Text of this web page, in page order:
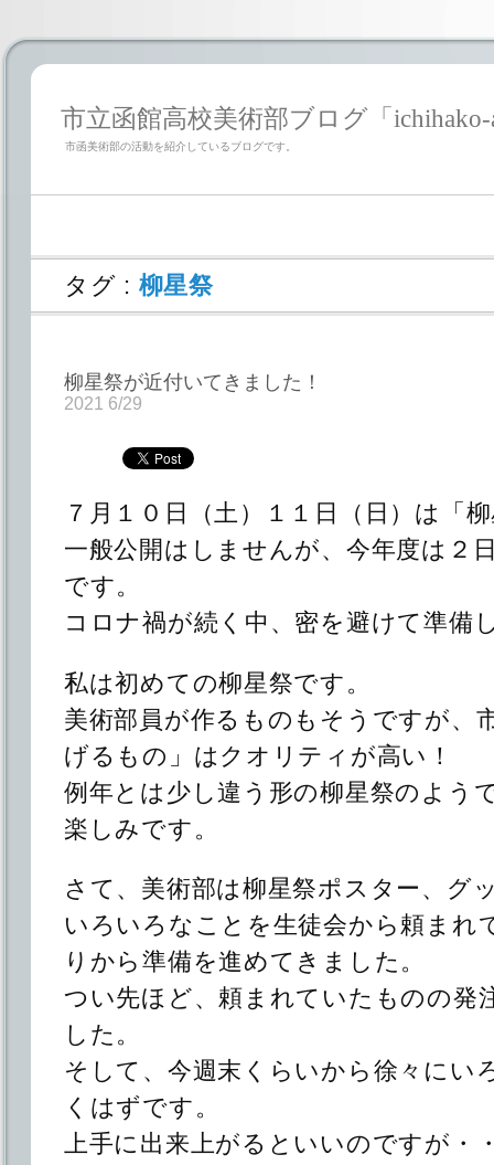
市立函館高校美術部ブログ「ichihako-
市函美術部の活動を紹介しているブログです。
タグ : 柳星祭
柳星祭が近付いてきました！
2021 6/29
７月１０日（土）１１日（日）は「
一般公開はしませんが、今年度は２
です。
コロナ禍が続く中、密を避けて準備
私は初めての柳星祭です。
美術部員が作るものもそうですが、
げるもの」はクオリティが高い！
例年とは少し違う形の柳星祭のよう
楽しみです。
さて、美術部は柳星祭ポスター、グ
いろいろなことを生徒会から頼まれ
りから準備を進めてきました。
つい先ほど、頼まれていたものの発
した。
そして、今週末くらいから徐々にい
くはずです。
上手に出来上がるといいのですが・